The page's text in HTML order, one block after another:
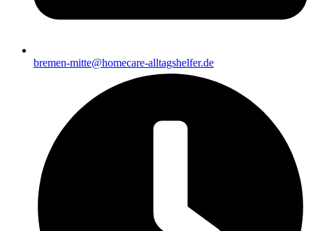
bremen-mitte@homecare-alltagshelfer.de